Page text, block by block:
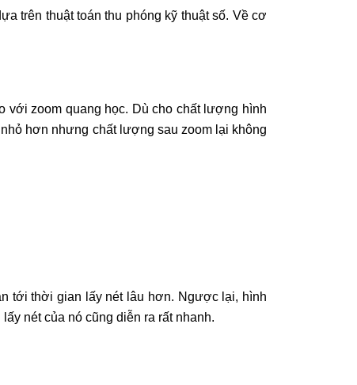
trên thuật toán thu phóng kỹ thuật số. Về cơ
với zoom quang học. Dù cho chất lượng hình
hơn nhưng chất lượng sau zoom lại không
tới thời gian lấy nét lâu hơn. Ngược lại, hình
nét của nó cũng diễn ra rất nhanh.